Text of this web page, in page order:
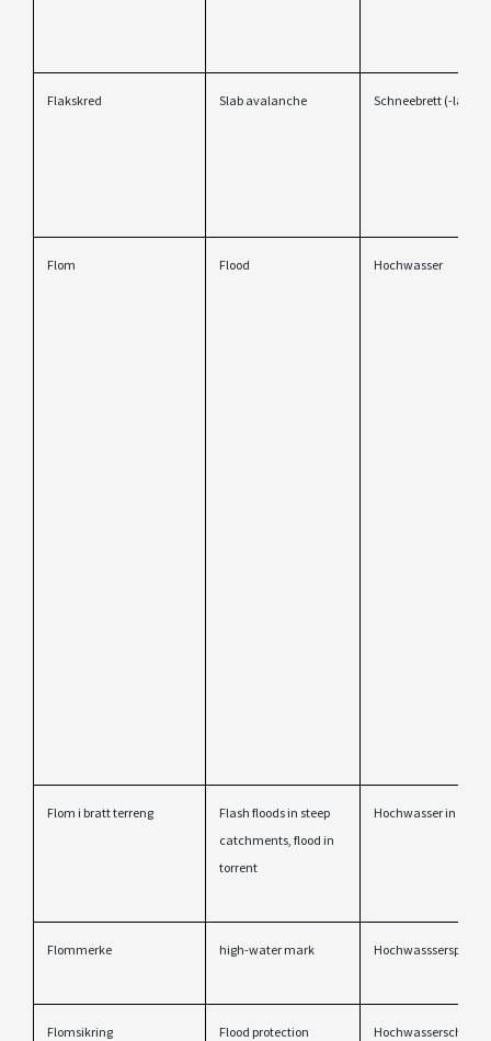
Flakskred Slab avalanche Schneebrett (-
Flom Flood Hochwasser
Flom i bratt terreng
Flash floods in steep
catchments, flood in
torrent
Hochwasser in
Flommerke high-water mark Hochwassserspur
Flomsikring Flood protection Hochwasserschutz